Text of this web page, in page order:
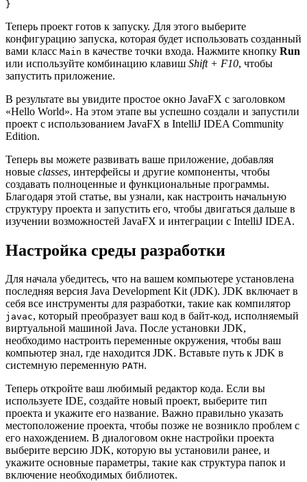
Теперь проект готов к запуску. Для этого выберите
конфигурацию запуска, которая будет использовать созданный
вами класс Main в качестве точки входа. Нажмите кнопку Run
или используйте комбинацию клавиш Shift + F10, чтобы
запустить приложение.
В результате вы увидите простое окно JavaFX с заголовком
«Hello World». На этом этапе вы успешно создали и запустили
проект с использованием JavaFX в IntelliJ IDEA Community
Edition.
Теперь вы можете развивать ваше приложение, добавляя
новые classes, интерфейсы и другие компоненты, чтобы
создавать полноценные и функциональные программы.
Благодаря этой статье, вы узнали, как настроить начальную
структуру проекта и запустить его, чтобы двигаться дальше в
изучении возможностей JavaFX и интеграции с IntelliJ IDEA.
Настройка среды разработки
Для начала убедитесь, что на вашем компьютере установлена
последняя версия Java Development Kit (JDK). JDK включает в
себя все инструменты для разработки, такие как компилятор
javac, который преобразует ваш код в байт-код, исполняемый
виртуальной машиной Java. После установки JDK,
необходимо настроить переменные окружения, чтобы ваш
компьютер знал, где находится JDK. Вставьте путь к JDK в
системную переменную PATH.
Теперь откройте ваш любимый редактор кода. Если вы
используете IDE, создайте новый проект, выберите тип
проекта и укажите его название. Важно правильно указать
местоположение проекта, чтобы позже не возникло проблем с
его нахождением. В диалоговом окне настройки проекта
выберите версию JDK, которую вы установили ранее, и
укажите основные параметры, такие как структура папок и
включение необходимых библиотек.